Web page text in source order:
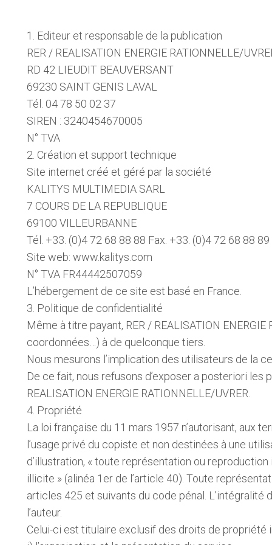
1. Editeur et responsable de la publication
RER / REALISATION ENERGIE RATIONNELLE/
RD 42 LIEUDIT BEAUVERSANT
69230 SAINT GENIS LAVAL
Tél. 04 78 50 02 37
SIREN : 3240454670005
N° TVA
2. Création et support technique
Site internet créé et géré par la société
KALITYS MULTIMEDIA SARL
7 COURS DE LA REPUBLIQUE
69100 VILLEURBANNE
Tél. +33. (0)4 72 68 88 88 Fax. +33. (0)4 72 68 88 89
Site web: www.kalitys.com
N° TVA FR44442507059
L’hébergement de ce site est basé en France.
3. Politique de confidentialité
Même à titre payant, RER / REALISATION
coordonnées…) à de quelconque tiers.
Nous mesurons l’implication des utilisateurs de la
De ce fait, nous refusons d’exposer a posteriori
REALISATION ENERGIE RATIONNELLE/UVRER.
4. Propriété
La loi française du 11 mars 1957 n’autorisant, aux
l’usage privé du copiste et non destinées à une
d’illustration, « toute représentation ou
illicite » (alinéa 1er de l’article 40). Toute
articles 425 et suivants du code pénal.
l’auteur.
Celui-ci est titulaire exclusif des droits de